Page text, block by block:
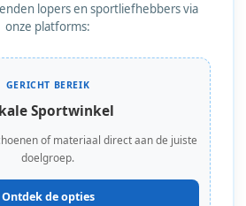
lopers en sportliefhebbers via
onze platforms:
GERICHT BEREIK
Sportwinkel
of materiaal direct aan de juiste
doelgroep.
Ontdek de opties